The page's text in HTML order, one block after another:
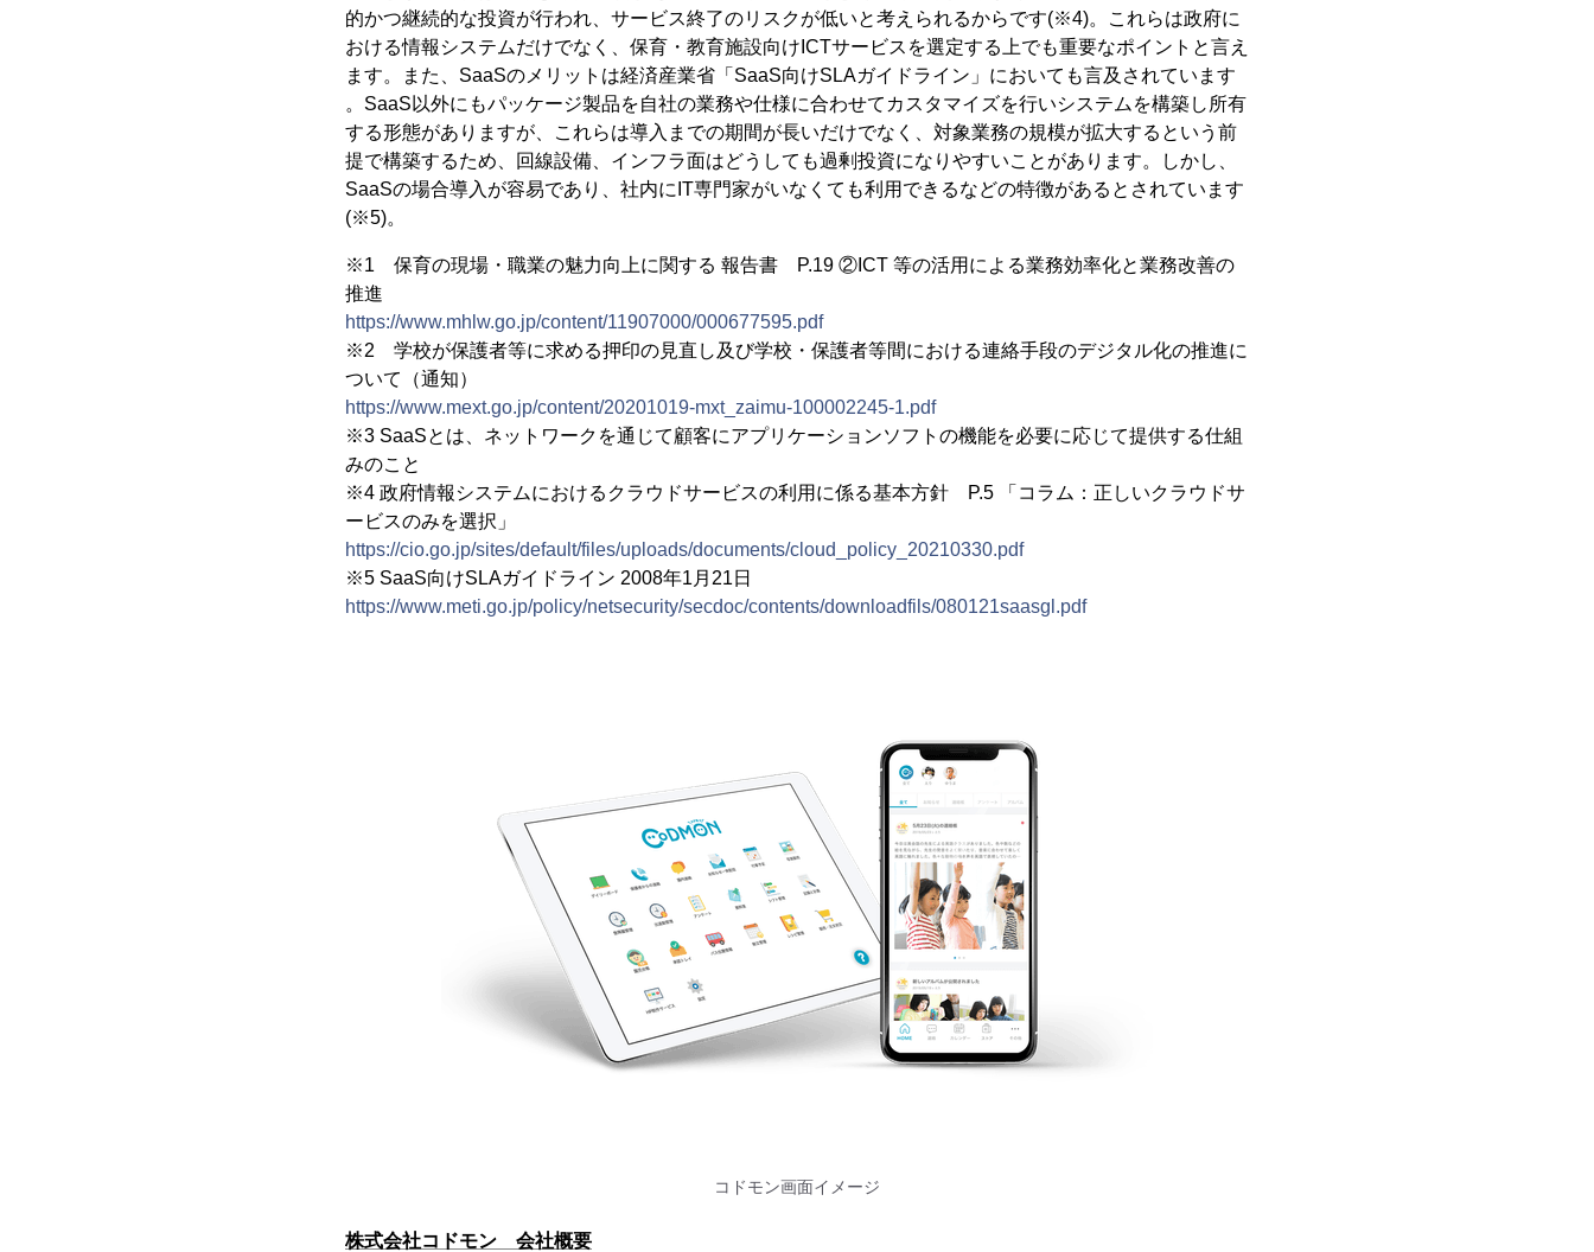
的かつ継続的な投資が行われ、サービス終了のリスクが低いと考えられるからです(※4)。これらは政府に
おける情報システムだけでなく、保育・教育施設向けICTサービスを選定する上でも重要なポイントと言え
ます。また、SaaSのメリットは経済産業省「SaaS向けSLAガイドライン」においても言及されています
。SaaS以外にもパッケージ製品を自社の業務や仕様に合わせてカスタマイズを行いシステムを構築し所有
する形態がありますが、これらは導入までの期間が長いだけでなく、対象業務の規模が拡大するという前
提で構築するため、回線設備、インフラ面はどうしても過剰投資になりやすいことがあります。しかし、
SaaSの場合導入が容易であり、社内にIT専門家がいなくても利用できるなどの特徴があるとされています
(※5)。
※1 保育の現場・職業の魅力向上に関する 報告書 P.19 ②ICT 等の活用による業務効率化と業務改善の
推進
https://www.mhlw.go.jp/content/11907000/000677595.pdf
※2 学校が保護者等に求める押印の見直し及び学校・保護者等間における連絡手段のデジタル化の推進に
ついて（通知）
https://www.mext.go.jp/content/20201019-mxt_zaimu-100002245-1.pdf
※3 SaaSとは、ネットワークを通じて顧客にアプリケーションソフトの機能を必要に応じて提供する仕組
みのこと
※4 政府情報システムにおけるクラウドサービスの利用に係る基本方針 P.5 「コラム：正しいクラウドサ
ービスのみを選択」
https://cio.go.jp/sites/default/files/uploads/documents/cloud_policy_20210330.pdf
※5 SaaS向けSLAガイドライン 2008年1月21日
https://www.meti.go.jp/policy/netsecurity/secdoc/contents/downloadfils/080121saasgl.pdf
コドモン画面イメージ
株式会社コドモン 会社概要